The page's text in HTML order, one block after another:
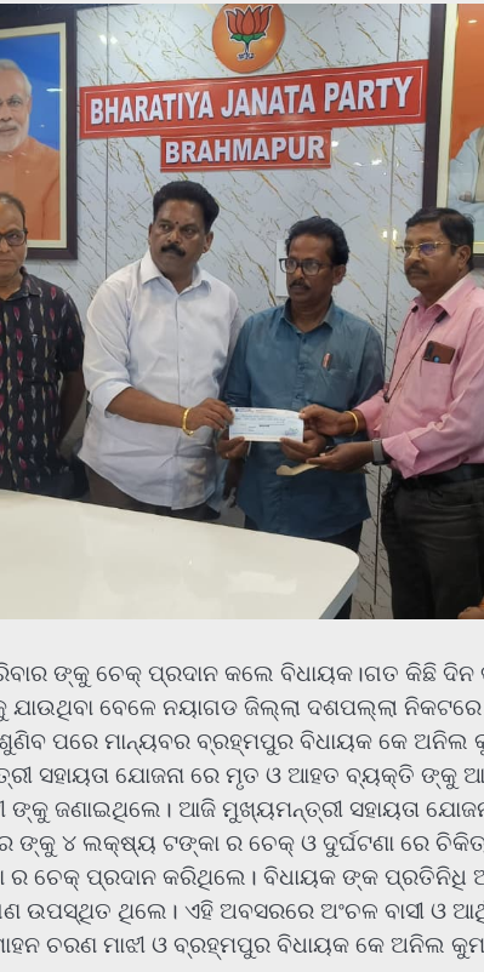
ଙ୍କୁ ଚେକ୍ ପ୍ରଦାନ କଲେ ବିଧାୟକ।ଗତ କିଛି
ଯାଉଥିବା ବେଳେ ନୟାଗଡ ଜିଲ୍ଲା ଦଶପଲ୍ଲା
ପରେ ମାନ୍ୟବର ବ୍ରହ୍ମପୁର ବିଧାୟକ କେ ଅନିଲ
ସହାୟତା ଯୋଜନା ରେ ମୃତ ଓ ଆହତ ବ୍ୟକ୍ତି ଙ୍କୁ
ଜଣାଇଥିଲେ। ଆଜି ମୁଖ୍ୟମନ୍ତ୍ରୀ ସହାୟତା
୪ ଲକ୍ଷ୍ୟ ଟଙ୍କା ର ଚେକ୍ ଓ ଦୁର୍ଘଟଣା ରେ
ଚେକ୍ ପ୍ରଦାନ କରିଥିଲେ। ବିଧାୟକ ଙ୍କ ପ୍ରତିନିଧି
ଉପସ୍ଥିତ ଥିଲେ। ଏହି ଅବସରରେ ଅଂଚଳ ବାସୀ ଓ
ଚରଣ ମାଝୀ ଓ ବ୍ରହ୍ମପୁର ବିଧାୟକ କେ ଅନିଲ